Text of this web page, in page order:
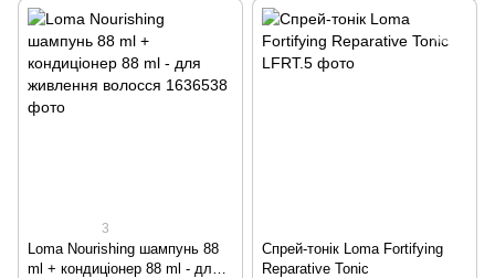
3
Loma Nourishing шампунь 88
ml + кондиціонер 88 ml - для
Спрей-тонік Loma Fortifying
Reparative Tonic